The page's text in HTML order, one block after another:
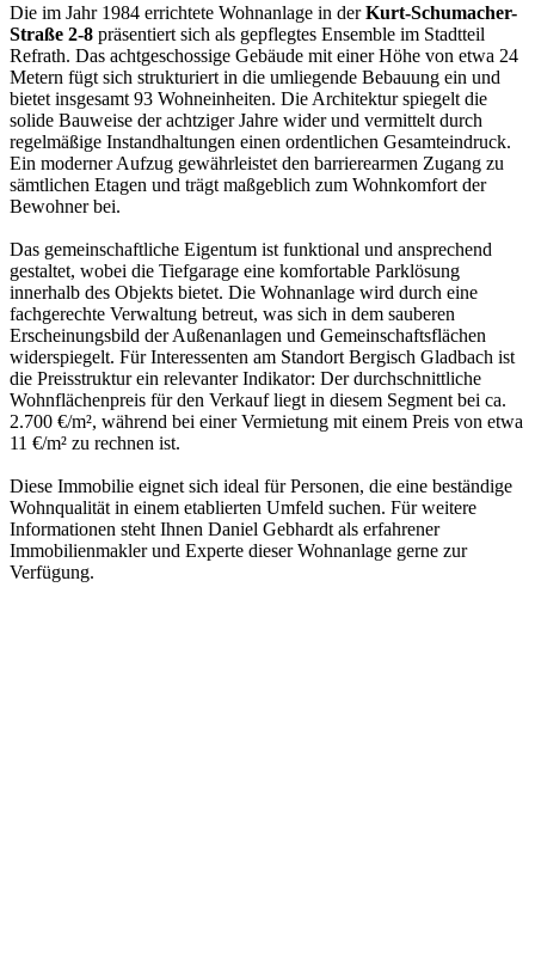
Die im Jahr 1984 errichtete Wohnanlage in derKurt-Schumacher-
Straße 2-8 präsentiert sich als gepflegtes Ensemble im Stadtteil
Refrath. Das achtgeschossige Gebäude mit einer Höhe von etwa 24
Metern fügt sich strukturiert in die umliegende Bebauung ein und
bietet insgesamt 93 Wohneinheiten. Die Architektur spiegelt die
solide Bauweise der achtziger Jahre wider und vermittelt durch
regelmäßige Instandhaltungen einen ordentlichen Gesamteindruck.
Ein moderner Aufzug gewährleistet den barrierearmen Zugang zu
sämtlichen Etagen und trägt maßgeblich zum Wohnkomfort der
Bewohner bei.
Das gemeinschaftliche Eigentum ist funktional und ansprechend
gestaltet, wobei die Tiefgarage eine komfortable Parklösung
innerhalb des Objekts bietet. Die Wohnanlage wird durch eine
fachgerechte Verwaltung betreut, was sich in dem sauberen
Erscheinungsbild der Außenanlagen und Gemeinschaftsflächen
widerspiegelt. Für Interessenten am Standort Bergisch Gladbach ist
die Preisstruktur ein relevanter Indikator: Der durchschnittliche
Wohnflächenpreis für den Verkauf liegt in diesem Segment bei ca.
2.700 €/m², während bei einer Vermietung mit einem Preis von etwa
11 €/m² zu rechnen ist.
Diese Immobilie eignet sich ideal für Personen, die eine beständige
Wohnqualität in einem etablierten Umfeld suchen. Für weitere
Informationen steht Ihnen Daniel Gebhardt als erfahrener
Immobilienmakler und Experte dieser Wohnanlage gerne zur
Verfügung.